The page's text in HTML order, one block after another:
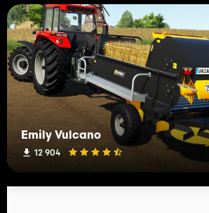
Emily Vulcano
12 904